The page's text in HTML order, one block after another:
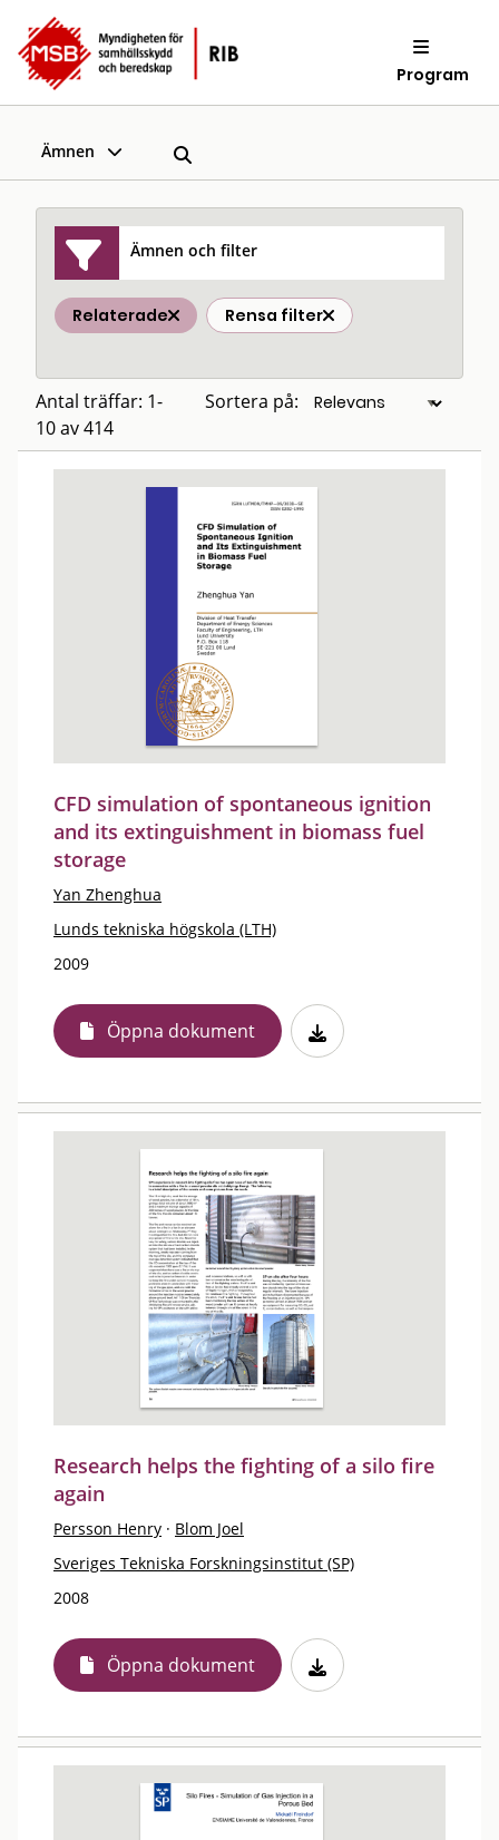
Program
Ämnen
Ämnen och filter
Relaterade Rensa filter
Antal träffar: 1-
10 av 414
Sortera på:
CFD simulation of spontaneous ignition
and its extinguishment in biomass fuel
storage
Yan Zhenghua
Lunds tekniska högskola (LTH)
2009
Öppna dokument
Research helps the fighting of a silo fire
again
Persson Henry · Blom Joel
Sveriges Tekniska Forskningsinstitut (SP)
2008
Öppna dokument